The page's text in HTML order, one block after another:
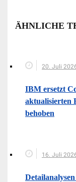
ÄHNLICHE
20. Juli
IBM ersetzt
aktualisierten
behoben
16. Juli